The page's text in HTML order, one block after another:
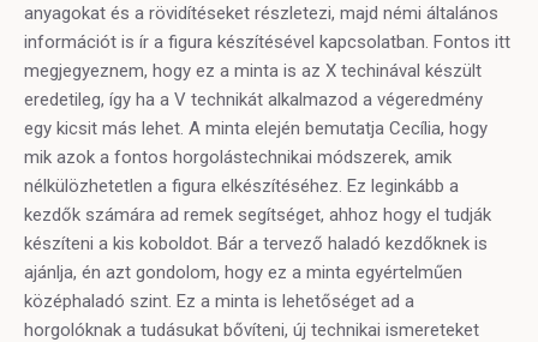
anyagokat és a rövidítéseket részletezi, majd némi általános
információt is ír a figura készítésével kapcsolatban. Fontos itt
megjegyeznem, hogy ez a minta is az X techinával készült
eredetileg, így ha a V technikát alkalmazod a végeredmény
egy kicsit más lehet. A minta elején bemutatja Cecília, hogy
mik azok a fontos horgolástechnikai módszerek, amik
nélkülözhetetlen a figura elkészítéséhez. Ez leginkább a
kezdők számára ad remek segítséget, ahhoz hogy el tudják
készíteni a kis koboldot. Bár a tervező haladó kezdőknek is
ajánlja, én azt gondolom, hogy ez a minta egyértelműen
középhaladó szint. Ez a minta is lehetőséget ad a
horgolóknak a tudásukat bővíteni, új technikai ismereteket